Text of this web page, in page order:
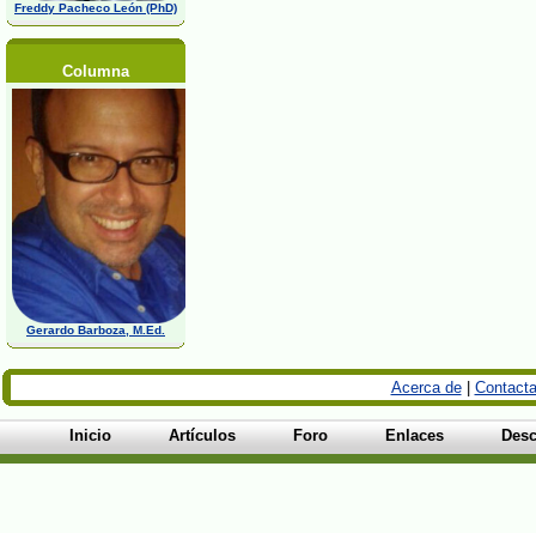
Freddy Pacheco León (PhD)
Columna
Gerardo Barboza, M.Ed.
Acerca de|
Inicio Artículos Foro Enlaces